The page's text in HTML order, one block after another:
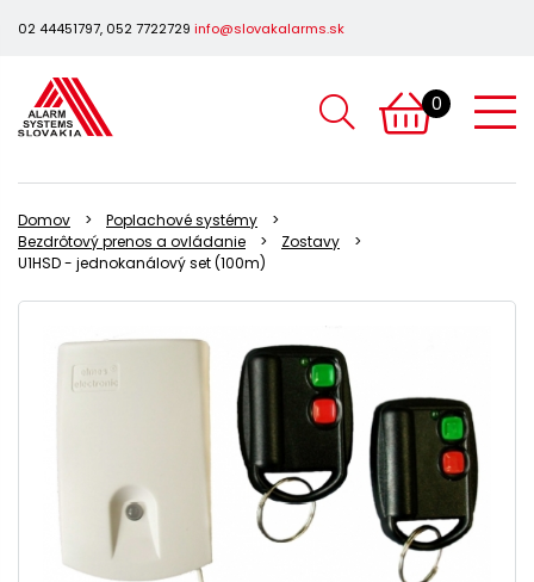
02 44451797, 052 7722729 info@slovakalarms.sk
0
Domov
Poplachové systémy
Bezdrôtový prenos a ovládanie
Zostavy
U1HSD - jednokanálový set (100m)